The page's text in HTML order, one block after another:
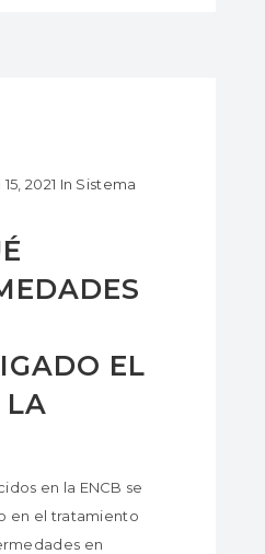
2021 In Sistema
EL
LA
en la ENCB se
en el tratamiento
en